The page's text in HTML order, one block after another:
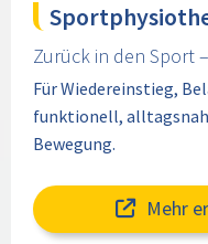
Zurück in den Sport
Für Wiedereinstieg,
funktionell, alltagsnah
Bewegung.
Mehr